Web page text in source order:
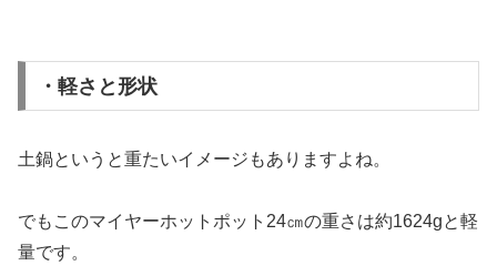
・軽さと形状
土鍋というと重たいイメージもありますよね。
でもこのマイヤーホットポット24㎝の重さは約1624gと軽
量です。